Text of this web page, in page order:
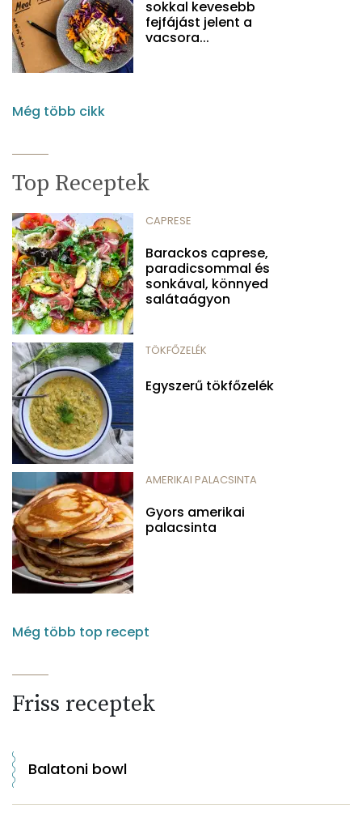
sokkal kevesebb
fejfájást jelent a
vacsora...
Még több cikk
Top Receptek
CAPRESE
Barackos caprese,
paradicsommal és
sonkával, könnyed
salátaágyon
TÖKFŐZELÉK
Egyszerű tökfőzelék
AMERIKAI PALACSINTA
Gyors amerikai
palacsinta
Még több top recept
Friss receptek
Balatoni bowl